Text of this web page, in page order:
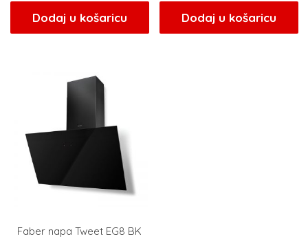
Dodaj u košaricu Dodaj u košaricu
Faber napa Tweet EG8 BK